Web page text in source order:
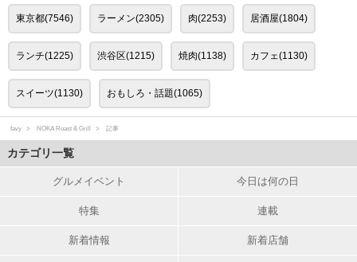
東京都(7546) ラーメン(2305) 肉(2253) 居酒屋(1804)
ランチ(1225) 渋谷区(1215) 焼肉(1138) カフェ(1130)
スイーツ(1130) おもしろ・話題(1065)
favy NOKA Roast & Grill 記事
カテゴリ一覧
グルメイベント 今日は何の日
特集 連載
新着情報 新着店舗